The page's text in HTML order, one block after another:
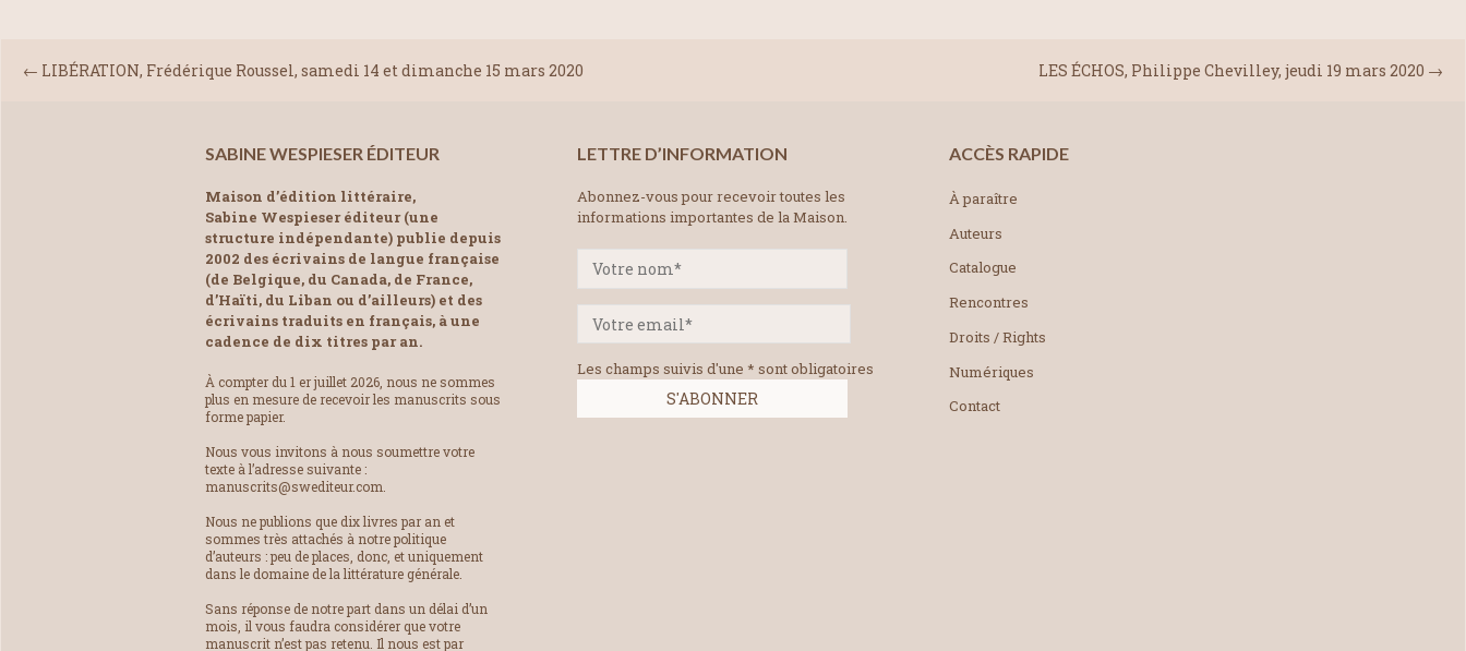
LES ÉCHOS, Philippe Chevilley, jeudi 19 mars 2020 →
← LIBÉRATION, Frédérique Roussel, samedi 14 et dimanche 15 mars 2020
SABINE WESPIESER ÉDITEUR
Maison d’édition littéraire,
Sabine Wespieser éditeur (une
structure indépendante) publie depuis
2002 des écrivains de langue française
(de Belgique, du Canada, de France,
d’Haïti, du Liban ou d’ailleurs) et des
écrivains traduits en français, à une
cadence de dix titres par an.
À compter du 1 er juillet 2026, nous ne sommes
plus en mesure de recevoir les manuscrits sous
forme papier.
Nous vous invitons à nous soumettre votre
texte à l’adresse suivante :
manuscrits@swediteur.com.
Nous ne publions que dix livres par an et
sommes très attachés à notre politique
d’auteurs : peu de places, donc, et uniquement
dans le domaine de la littérature générale.
Sans réponse de notre part dans un délai d’un
mois, il vous faudra considérer que votre
manuscrit n’est pas retenu. Il nous est par
LETTRE D’INFORMATION
Abonnez-vous pour recevoir toutes les
informations importantes de la Maison.
Les champs suivis d'une * sont obligatoires
ACCÈS RAPIDE
À paraître
Auteurs
Catalogue
Rencontres
Droits / Rights
Numériques
Contact